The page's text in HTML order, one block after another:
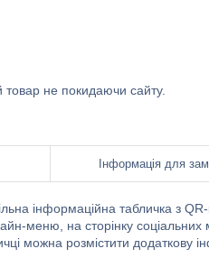
товар не покидаючи сайту.
Інформація для
інформаційна табличка з
меню, на сторінку
можна розмістити додаткову